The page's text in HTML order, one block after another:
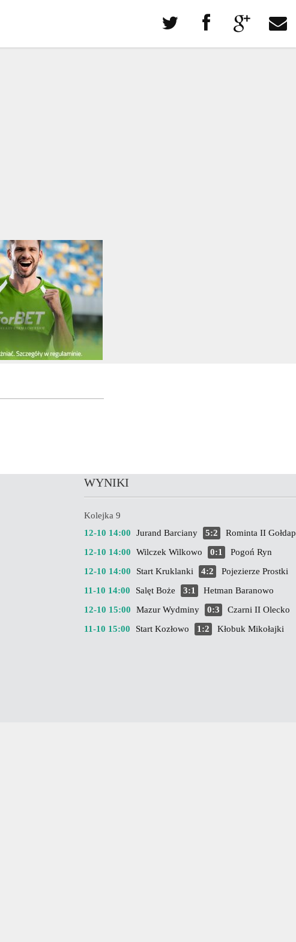
WYNIKI
Kolejka 9
12-10 14:00
Jurand Barciany 5:2
Rominta II Gołdap
12-10 14:00
Wilczek Wilkowo 0:1
Pogoń Ryn
12-10 14:00
Start Kruklanki 4:2
Pojezierze Prostki
11-10 14:00
Salęt Boże 3:1
Hetman Baranowo
12-10 15:00
Mazur Wydminy 0:3
Czarni II Olecko
11-10 15:00
Start Kozłowo 1:2 Kłobuk Mikołajki